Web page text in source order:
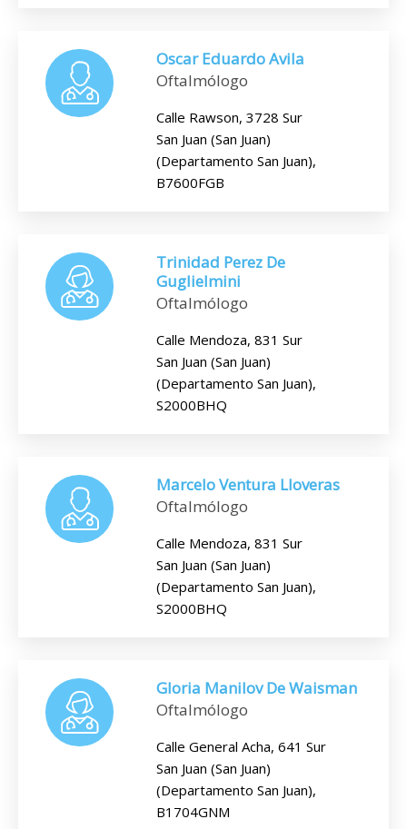
Oscar Eduardo Avila
Oftalmólogo
Calle Rawson, 3728 Sur
San Juan (San Juan)
(Departamento San Juan),
B7600FGB
Trinidad Perez De
Guglielmini
Oftalmólogo
Calle Mendoza, 831 Sur
San Juan (San Juan)
(Departamento San Juan),
S2000BHQ
Marcelo Ventura Lloveras
Oftalmólogo
Calle Mendoza, 831 Sur
San Juan (San Juan)
(Departamento San Juan),
S2000BHQ
Gloria Manilov De Waisman
Oftalmólogo
Calle General Acha, 641 Sur
San Juan (San Juan)
(Departamento San Juan),
B1704GNM